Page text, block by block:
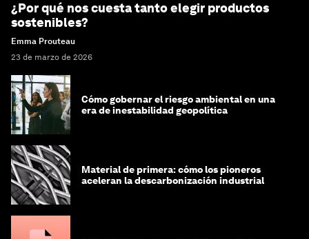
¿Por qué nos cuesta tanto elegir productos
sostenibles?
Emma Prouteau
23 de marzo de 2026
Cómo gobernar el riesgo ambiental en una
era de inestabilidad geopolítica
Material de primera: cómo los pioneros
aceleran la descarbonización industrial